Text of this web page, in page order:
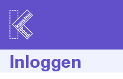
Inloggen